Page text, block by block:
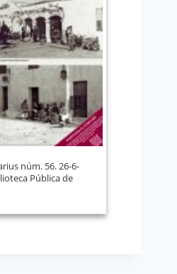
núm. 56. 26-6-
Pública de